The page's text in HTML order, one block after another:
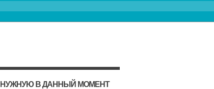
НУЖНУЮ В ДАННЫЙ МОМЕНТ